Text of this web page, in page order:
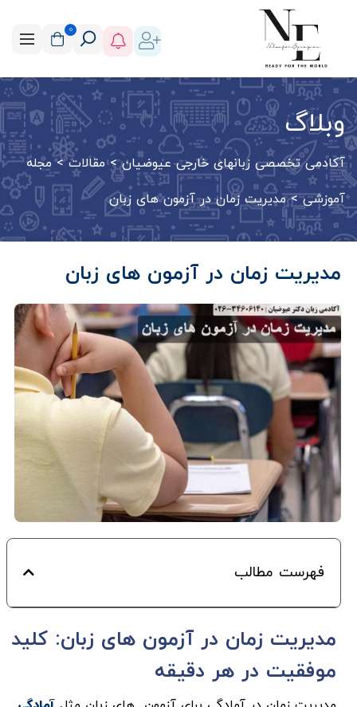
0
وبلاگ
آکادمی تخصصی زبانهای خارجی عیوضیان>مقالات>مجله
آموزشی>مدیریت زمان در آزمون های زبان
مدیریت زمان در آزمون های زبان
فهرست مطالب
مدیریت زمان در آزمون های زبان: کلید
موفقیت در هر دقیقه